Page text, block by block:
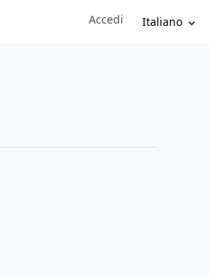
Sign in to your account
Accedi Italiano